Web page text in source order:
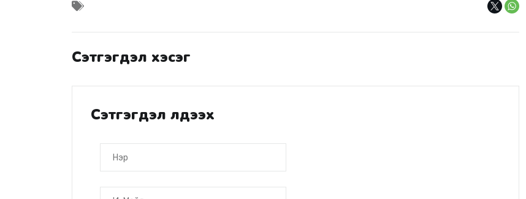
Сэтгэгдэл хэсэг
Сэтгэгдэл үлдээх